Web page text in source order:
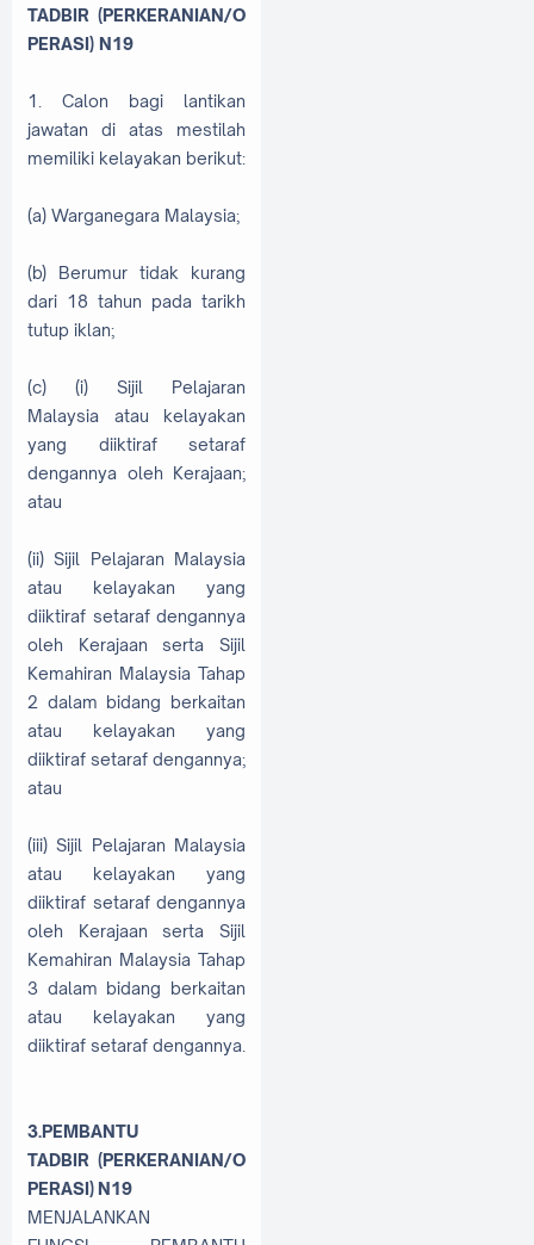
TADBIR (PERKERANIAN/O
PERASI) N19
1. Calon bagi lantikan
jawatan di atas mestilah
memiliki kelayakan berikut:
(a) Warganegara Malaysia;
(b) Berumur tidak kurang
dari 18 tahun pada tarikh
tutup iklan;
(c) (i) Sijil Pelajaran
Malaysia atau kelayakan
yang diiktiraf setaraf
dengannya oleh Kerajaan;
atau
(ii) Sijil Pelajaran Malaysia
atau kelayakan yang
diiktiraf setaraf dengannya
oleh Kerajaan serta Sijil
Kemahiran Malaysia Tahap
2 dalam bidang berkaitan
atau kelayakan yang
diiktiraf setaraf dengannya;
atau
(iii) Sijil Pelajaran Malaysia
atau kelayakan yang
diiktiraf setaraf dengannya
oleh Kerajaan serta Sijil
Kemahiran Malaysia Tahap
3 dalam bidang berkaitan
atau kelayakan yang
diiktiraf setaraf dengannya.
3.PEMBANTU
TADBIR (PERKERANIAN/O
PERASI) N19
MENJALANKAN